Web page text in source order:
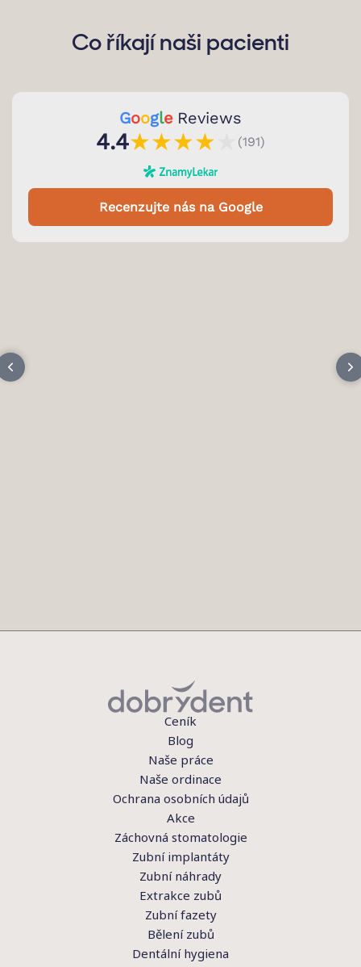
Co říkají naši pacienti
Google Reviews
4.4★★★★ (191)
Recenzujte nás na Google
Ceník
Blog
Naše práce
Naše ordinace
Ochrana osobních údajů
Akce
Záchovná stomatologie
Zubní implantáty
Zubní náhrady
Extrakce zubů
Zubní fazety
Bělení zubů
Dentální hygiena